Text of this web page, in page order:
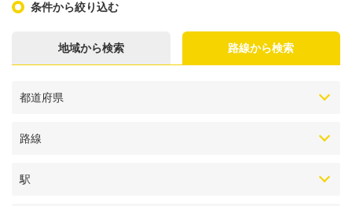
条件から絞り込む
地域から検索 路線から検索
都道府県
路線
駅